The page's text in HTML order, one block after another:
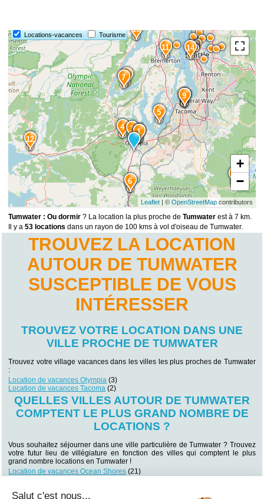
Locations-vacances Tourisme
15
14
13
12
11
10
9
8
7
6
5
4 3 2
1
+
−
Leaflet| © OpenStreetMapcontributors
Tumwater : Ou dormir ? La location la plus proche deTumwater est à 7 km.
Il y a53 locations dans un rayon de 100 kms à vol d'oiseau de Tumwater.
TROUVEZ LA LOCATION
AUTOUR DE TUMWATER
SUSCEPTIBLE DE VOUS
INTÉRESSER
TROUVEZ VOTRE LOCATION DANS UNE
VILLE PROCHE DE TUMWATER
Trouvez votre village vacances dans les villes les plus proches de Tumwater
:
Location de vacances Olympia (3)
Location de vacances Tacoma (2)
QUELLES VILLES AUTOUR DE TUMWATER
COMPTENT LE PLUS GRAND NOMBRE DE
LOCATIONS ?
Vous souhaitez séjourner dans une ville particulière de Tumwater ? Trouvez
votre futur lieu de villégiature en fonction des villes qui comptent le plus
grand nombre locations en Tumwater !
Location de vacances Ocean Shores (21)
Location de vacances Olympia
Salut c'est nous...